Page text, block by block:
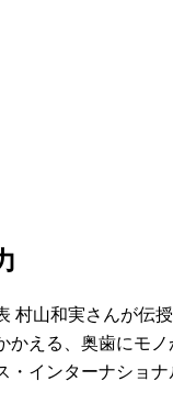
村山和実さんが
かえる、奥歯にモ
・インターナショ